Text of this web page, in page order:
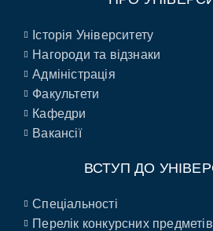
Історія Університету
Нагороди та відзнаки
Адміністрація
Факультети
Кафедри
Вакансії
ВСТУП ДО
Спеціальності
Перелік конкурсних предметів